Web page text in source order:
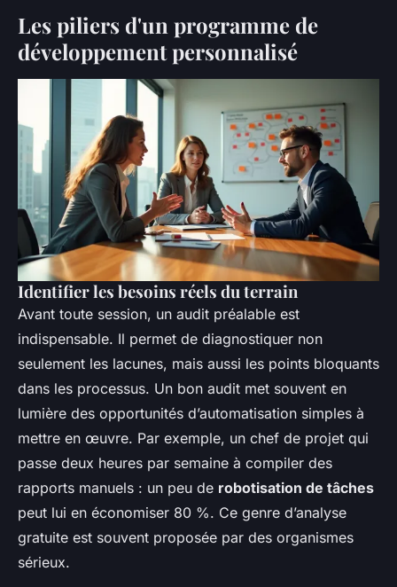
Les piliers d'un programme de
développement personnalisé
Identifier les besoins réels du terrain
Avant toute session, un audit préalable est
indispensable. Il permet de diagnostiquer non
seulement les lacunes, mais aussi les points bloquants
dans les processus. Un bon audit met souvent en
lumière des opportunités d’automatisation simples à
mettre en œuvre. Par exemple, un chef de projet qui
passe deux heures par semaine à compiler des
rapports manuels : un peu de robotisation de tâches
peut lui en économiser 80 %. Ce genre d’analyse
gratuite est souvent proposée par des organismes
sérieux.